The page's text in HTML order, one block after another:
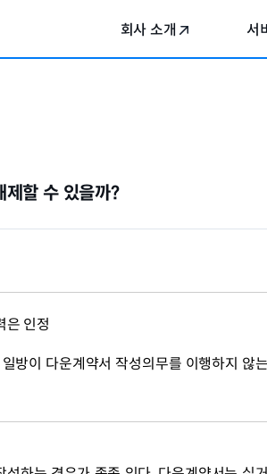
회사 소개 서
제할 수 있을까?
은 인정
방이 다운계약서 작성의무를 이행하지 않